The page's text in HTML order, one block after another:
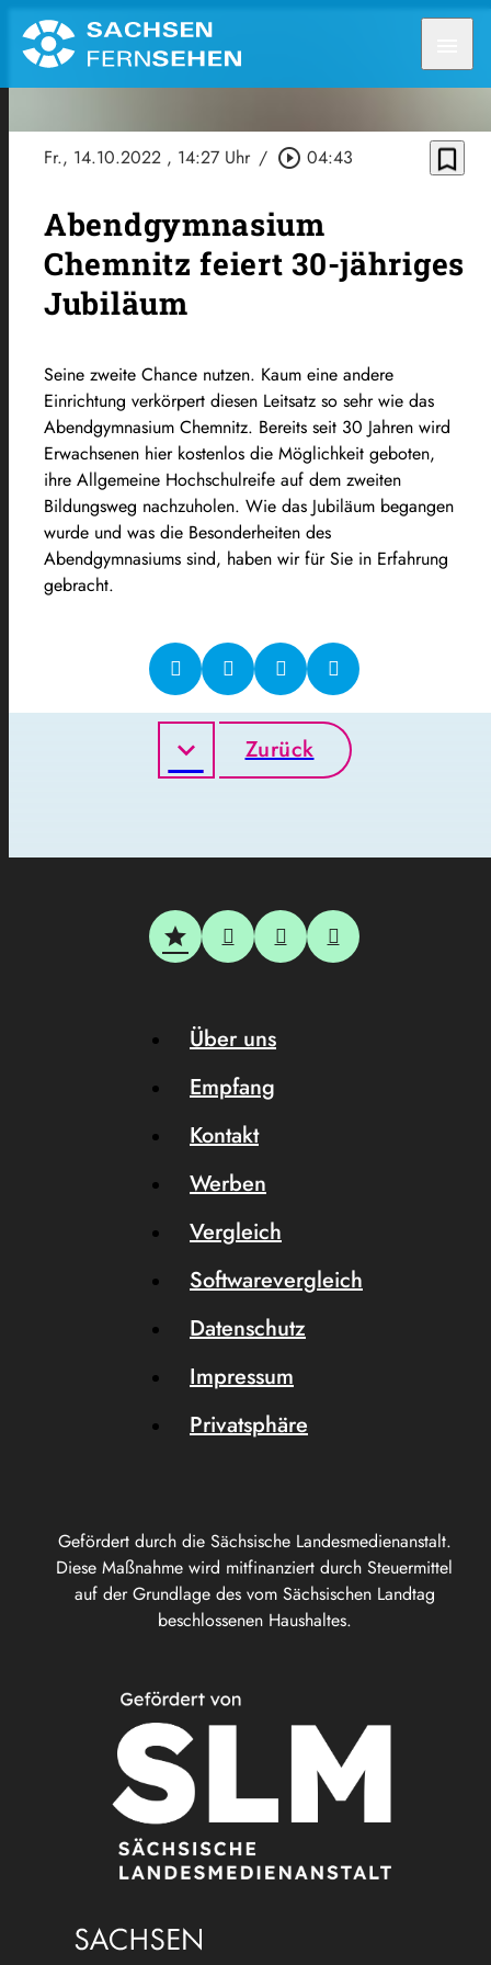
Fr., 14.10.2022 , 14:27 Uhr / play_circle_outline 04:43 bookmark_border
Abendgymnasium
Chemnitz feiert 30-jähriges
Jubiläum
Seine zweite Chance nutzen. Kaum eine andere
Einrichtung verkörpert diesen Leitsatz so sehr wie das
Abendgymnasium Chemnitz. Bereits seit 30 Jahren wird
Erwachsenen hier kostenlos die Möglichkeit geboten,
ihre Allgemeine Hochschulreife auf dem zweiten
Bildungsweg nachzuholen. Wie das Jubiläum begangen
wurde und was die Besonderheiten des
Abendgymnasiums sind, haben wir für Sie in Erfahrung
gebracht.
Zurück
Gefördert durch die Sächsische Landesmedienanstalt.
Diese Maßnahme wird mitfinanziert durch Steuermittel
auf der Grundlage des vom Sächsischen Landtag
beschlossenen Haushaltes.
Über uns
Empfang
Kontakt
Werben
Vergleich
Softwarevergleich
Datenschutz
Impressum
Privatsphäre